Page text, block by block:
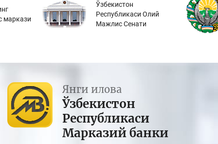
маркази
Ўзбекистон
Республикаси Олий
Мажлис Сенати
Янги илова
Ўзбекистон
Республикаси
Марказий банки